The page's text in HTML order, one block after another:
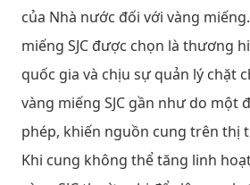
của Nhà nước đối với vàng
miếng SJC được chọn là thương
quốc gia và chịu sự quản lý chặt
vàng miếng SJC gần như do một
phép, khiến nguồn cung trên thị
Khi cung không thể tăng linh